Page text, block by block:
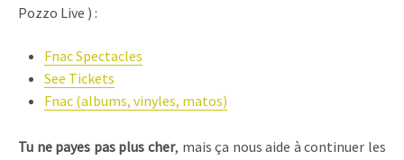
Pozzo Live ) :
Fnac Spectacles
See Tickets
Fnac (albums, vinyles, matos)
Tu ne payes pas plus cher, mais ça nous aide à continuer les